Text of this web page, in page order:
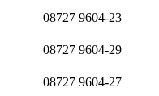
08727 9604-23
08727 9604-29
08727 9604-27